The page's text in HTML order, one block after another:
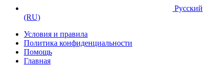
Русский
(RU)
Условия и правила
Политика конфиденциальности
Помощь
Главная